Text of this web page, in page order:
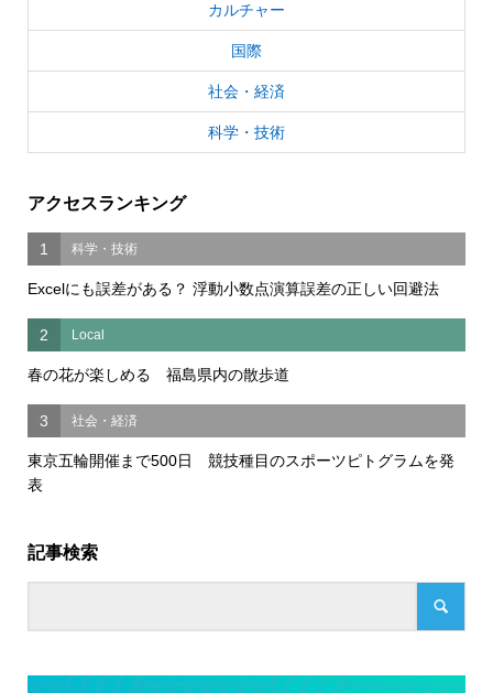
カルチャー
国際
社会・経済
科学・技術
アクセスランキング
1 科学・技術
Excelにも誤差がある？ 浮動小数点演算誤差の正しい回避法
2 Local
春の花が楽しめる 福島県内の散歩道
3 社会・経済
東京五輪開催まで500日 競技種目のスポーツピトグラムを発
表
記事検索